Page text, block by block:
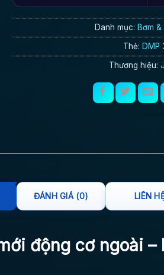
Danh mục: Bơm
Thẻ: DMP
Thương hiệu:
ĐÁNH GIÁ (0) LIÊN
động cơ ngoài